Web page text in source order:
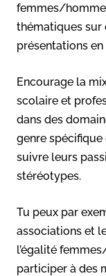
femmes/
thématiques sur
présentations en
Encourage la
scolaire et
dans des
genre
suivre leurs
stéréotypes.
Tu peux par
associations et
l’égalité
participer à des